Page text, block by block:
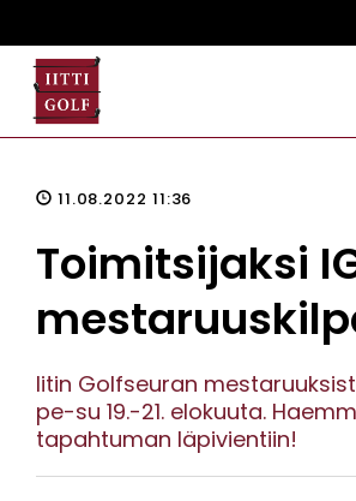
11.08.2022 11:36
Toimitsijaksi
Iitin Golfseuran
pe-su 19.-21. elokuuta.
tapahtuman läpivientiin!